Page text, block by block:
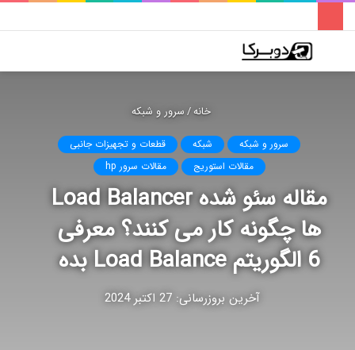
پوسته
فهرست
خانه/سرور و شبکه
سرور و شبکه شبکه
قطعات و تجهیزات جانبی
مقالات استوریج
مقالات سرور hp
مقاله سئو شده Load Balancer
ها چگونه کار می کنند؟ معرفی
6 الگوریتم Load Balance بده
آخرین بروزرسانی: 27 اکتبر 2024